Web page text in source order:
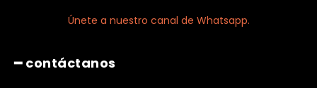
Únete a nuestro canal de Whatsapp.
━ contáctanos